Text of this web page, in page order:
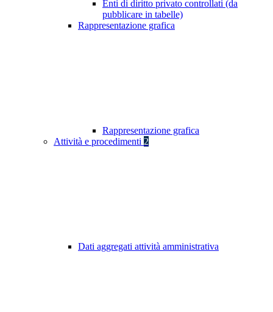
Enti di diritto privato controllati (da
pubblicare in tabelle)
Rappresentazione grafica
Rappresentazione grafica
Attività e procedimenti 2
Dati aggregati attività amministrativa